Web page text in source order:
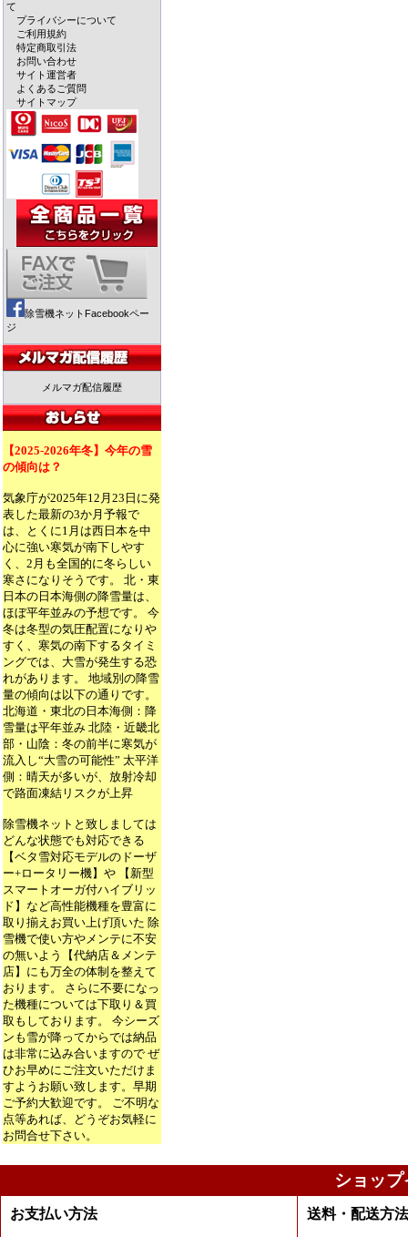
て
プライバシーについて
ご利用規約
特定商取引法
お問い合わせ
サイト運営者
よくあるご質問
サイトマップ
除雪機ネットFacebookペー
ジ
メルマガ配信履歴
【2025-2026年冬】今年の雪
の傾向は？
気象庁が2025年12月23日に発
表した最新の3か月予報で
は、とくに1月は西日本を中
心に強い寒気が南下しやす
く、2月も全国的に冬らしい
寒さになりそうです。 北・東
日本の日本海側の降雪量は、
ほぼ平年並みの予想です。 今
冬は冬型の気圧配置になりや
すく、寒気の南下するタイミ
ングでは、大雪が発生する恐
れがあります。 地域別の降雪
量の傾向は以下の通りです。
北海道・東北の日本海側：降
雪量は平年並み 北陸・近畿北
部・山陰：冬の前半に寒気が
流入し“大雪の可能性” 太平洋
側：晴天が多いが、放射冷却
で路面凍結リスクが上昇
除雪機ネットと致しましては
どんな状態でも対応できる
【ベタ雪対応モデルのドーザ
ー+ロータリー機】や 【新型
スマートオーガ付ハイブリッ
ド】など高性能機種を豊富に
取り揃えお買い上げ頂いた 除
雪機で使い方やメンテに不安
の無いよう【代納店＆メンテ
店】にも万全の体制を整えて
おります。 さらに不要になっ
た機種については下取り＆買
取もしております。 今シーズ
ンも雪が降ってからでは納品
は非常に込み合いますので ぜ
ひお早めにご注文いただけま
すようお願い致します。早期
ご予約大歓迎です。 ご不明な
点等あれば、どうぞお気軽に
お問合せ下さい。
ショッ
お支払い方法 送料・配送方